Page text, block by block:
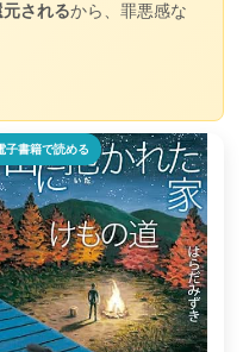
されるから、罪悪感な
子書籍で読める